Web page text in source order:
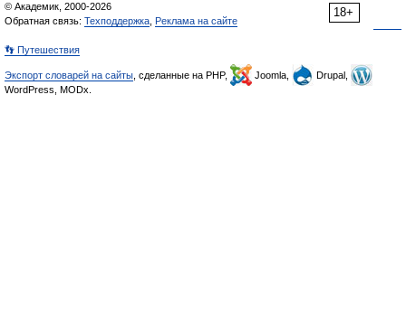
18+
© Академик, 2000-2026
Обратная связь: Техподдержка Реклама на сайте
👣 Путешествия
Экспорт словарей на сайты , сделанные на PHP, Joomla,
Drupal,
WordPress, MODx.